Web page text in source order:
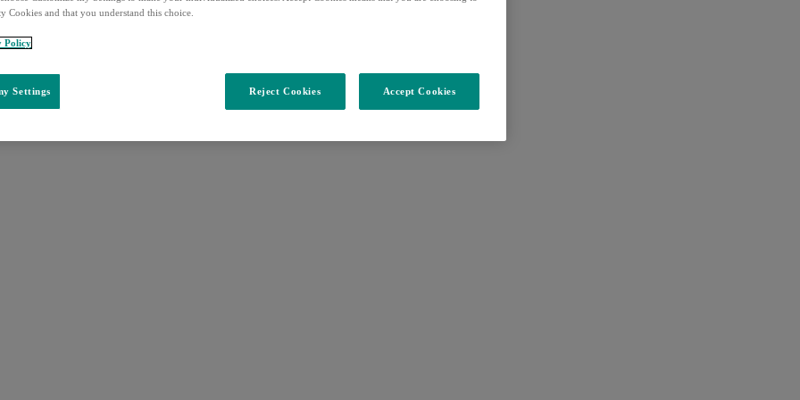
Cookies and that you understand this choice.
Policy
Settings Reject Cookies Accept Cookies